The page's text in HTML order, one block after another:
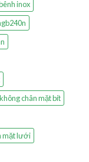
inox
chân mặt bít
mặt lưới